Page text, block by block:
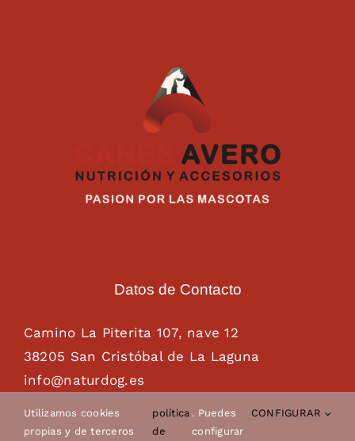
Datos de Contacto
Camino La Piterita 107, nave 12
38205 San Cristóbal de La Laguna
info@naturdog.es
Tel. 922 89 85 89 – 681 28 85 26
Utilizamos cookies
propias y de terceros
política
de
. Puedes
configurar
CONFIGURAR